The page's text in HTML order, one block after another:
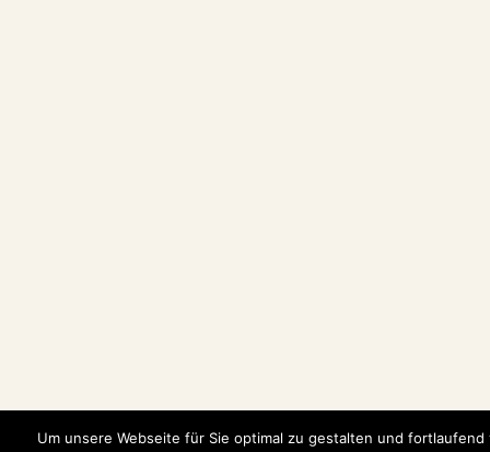
Um unsere Webseite für Sie optimal zu gestalten und fortlaufend